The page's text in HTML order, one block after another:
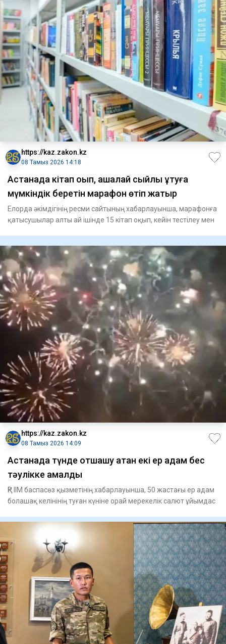
https://kaz.zakon.kz
08 Тамыз 2026 14:18
Астанада кітап оқып, ақшалай сыйлық ұтуға
мүмкіндік беретін марафон өтіп жатыр
Елорда әкімдігінің ресми сайтының хабарлауынша, марафонға
қатысушылар алты ай ішінде 15 кітап оқып, кейін тестілеу мен
https://kaz.zakon.kz
08 Тамыз 2026 14:09
Астанада түнде отшашу атқан екі ер адам бес
тәулікке қамалды
ҚР ІІМ баспасөз қызметінің хабарлауынша, 50 жастағы ер адам
болашақ келінінің туған күніне орай мерекелік салют ұйымдас